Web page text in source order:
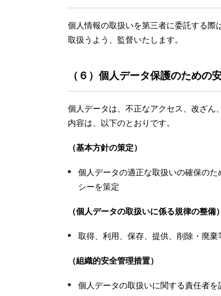
個人情報の取扱いを第三者に委託する際
取扱うよう、監督いたします。
（６）個人データ保護のための
個人データは、不正なアクセス、改ざん
内容は、以下のとおりです。
（基本方針の策定）
個人データの適正な取扱いの確保の
シーを策定
（個人データの取扱いに係る規律の整備）
取得、利用、保存、提供、削除・廃
（組織的安全管理措置）
個人データの取扱いに関する責任者